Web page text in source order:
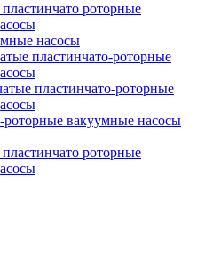
роторные
насосы
пластинчато-роторные
пластинчато-роторные
роторные вакуумные насосы
роторные